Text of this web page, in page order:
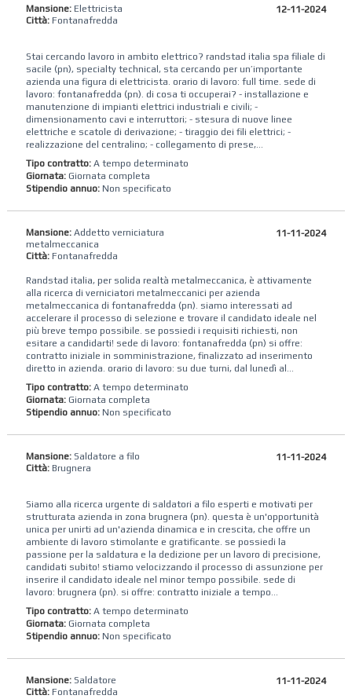
Mansione:Elettricista
Città:Fontanafredda
12-11-2024
Stai cercando lavoro in ambito elettrico? randstad italia spa filiale di
sacile (pn), specialty technical, sta cercando per un’importante
azienda una figura di elettricista. orario di lavoro: full time. sede di
lavoro: fontanafredda (pn). di cosa ti occuperai? - installazione e
manutenzione di impianti elettrici industriali e civili; -
dimensionamento cavi e interruttori; - stesura di nuove linee
elettriche e scatole di derivazione; - tiraggio dei fili elettrici; -
realizzazione del centralino; - collegamento di prese,...
Tipo contratto:A tempo determinato
Giornata: Giornata completa
Stipendio annuo: Non specificato
Mansione:Addetto verniciatura
metalmeccanica
Città:Fontanafredda
11-11-2024
Randstad italia, per solida realtà metalmeccanica, è attivamente
alla ricerca di verniciatori metalmeccanici per azienda
metalmeccanica di fontanafredda (pn). siamo interessati ad
accelerare il processo di selezione e trovare il candidato ideale nel
più breve tempo possibile. se possiedi i requisiti richiesti, non
esitare a candidarti! sede di lavoro: fontanafredda (pn) si offre:
contratto iniziale in somministrazione, finalizzato ad inserimento
diretto in azienda. orario di lavoro: su due turni, dal lunedì al...
Tipo contratto:A tempo determinato
Giornata: Giornata completa
Stipendio annuo: Non specificato
Mansione:Saldatore a filo
Città:Brugnera
11-11-2024
Siamo alla ricerca urgente di saldatori a filo esperti e motivati per
strutturata azienda in zona brugnera (pn). questa è un'opportunità
unica per unirti ad un'azienda dinamica e in crescita, che offre un
ambiente di lavoro stimolante e gratificante. se possiedi la
passione per la saldatura e la dedizione per un lavoro di precisione,
candidati subito! stiamo velocizzando il processo di assunzione per
inserire il candidato ideale nel minor tempo possibile. sede di
lavoro: brugnera (pn). si offre: contratto iniziale a tempo...
Tipo contratto:A tempo determinato
Giornata: Giornata completa
Stipendio annuo: Non specificato
Mansione:Saldatore
Città:Fontanafredda
11-11-2024